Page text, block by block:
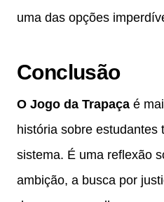
uma das opções
Conclusão
O Jogo da Trapaça é
história sobre estudantes
sistema. É uma reflexão
ambição, a busca por